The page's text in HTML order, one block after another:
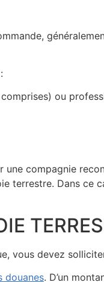
ou
compagnie
terrestre. Dans ce
vous devez
douanes. D’un